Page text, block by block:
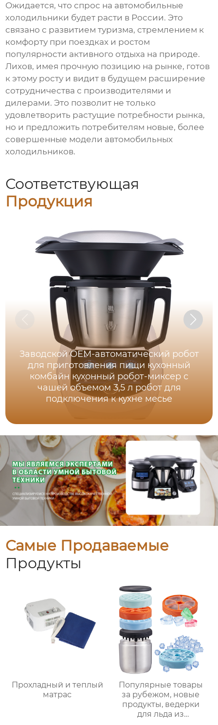
Ожидается, что спрос на автомобильные
холодильники будет расти в России. Это
связано с развитием туризма, стремлением к
комфорту при поездках и ростом
популярности активного отдыха на природе.
Лихов, имея прочную позицию на рынке, готов
к этому росту и видит в будущем расширение
сотрудничества с производителями и
дилерами. Это позволит не только
удовлетворить растущие потребности рынка,
но и предложить потребителям новые, более
совершенные модели автомобильных
холодильников.
Соответствующая
Продукция
Заводской OEM-автоматический робот
для приготовления пищи кухонный
комбайн кухонный робот-миксер с
чашей объемом 3,5 л робот для
подключения к кухне месье
Самые Продаваемые
Продукты
Прохладный и теплый
матрас
Популярные товары
за рубежом, новые
продукты, ведерки
для льда из